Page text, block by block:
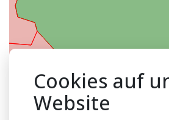
Cookies auf
Website